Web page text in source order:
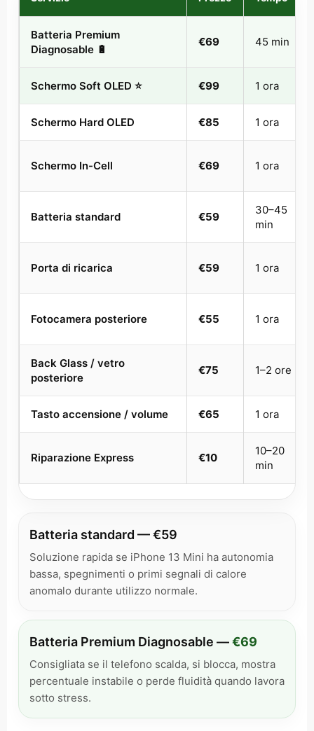
Batteria Premium
Diagnosable 🔋
€69 45 min
Schermo Soft OLED ⭐ €99 1 ora
Schermo Hard OLED €85 1 ora
Schermo In-Cell €69 1 ora
Batteria standard €59
30–45
min
Porta di ricarica €59 1 ora
Fotocamera posteriore €55 1 ora
Back Glass / vetro
posteriore
€75 1–2 ore
Tasto accensione / volume €65 1 ora
Riparazione Express €10
10–20
min
Batteria standard — €59
Soluzione rapida se iPhone 13 Mini ha autonomia
bassa, spegnimenti o primi segnali di calore
anomalo durante utilizzo normale.
Batteria Premium Diagnosable —€69
Consigliata se il telefono scalda, si blocca, mostra
percentuale instabile o perde fluidità quando lavora
sotto stress.